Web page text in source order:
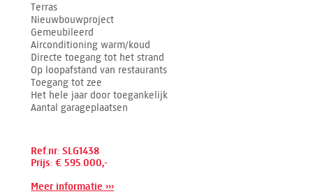
Terras
Nieuwbouwproject
Gemeubileerd
Airconditioning warm/koud
Directe toegang tot het strand
Op loopafstand van restaurants
Toegang tot zee
Het hele jaar door toegankelijk
Aantal garageplaatsen
Ref.nr: SLG1438
Prijs: € 595.000,-
Meer informatie ›››